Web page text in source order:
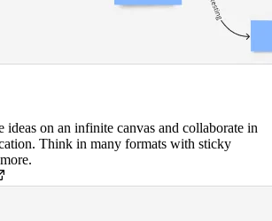
ideas on an infinite canvas and collaborate in
Think in many formats with sticky